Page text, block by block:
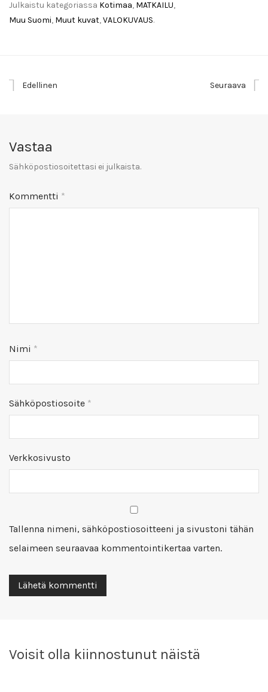
Julkaistu kategoriassa Kotimaa, MATKAILU,
Muu Suomi, Muut kuvat,VALOKUVAUS.
Edellinen Seuraava
Vastaa
Sähköpostiosoitettasi ei julkaista.
Kommentti *
Nimi *
Sähköpostiosoite *
Verkkosivusto
Tallenna nimeni, sähköpostiosoitteeni ja sivustoni tähän
selaimeen seuraavaa kommentointikertaa varten.
Voisit olla kiinnostunut näistä